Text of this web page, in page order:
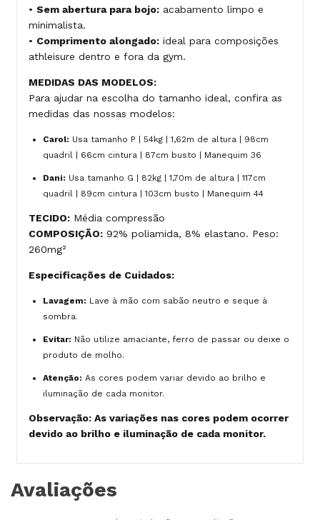
• Sem abertura para bojo: acabamento limpo e
minimalista.
• Comprimento alongado: ideal para composições
athleisure dentro e fora da gym.
MEDIDAS DAS MODELOS:
Para ajudar na escolha do tamanho ideal, confira as
medidas das nossas modelos:
Carol: Usa tamanho P | 54kg | 1,62m de altura | 98cm
quadril | 66cm cintura | 87cm busto | Manequim 36
Dani: Usa tamanho G | 82kg | 1,70m de altura | 117cm
quadril | 89cm cintura | 103cm busto | Manequim 44
TECIDO: Média compressão
COMPOSIÇÃO: 92% poliamida, 8% elastano. Peso:
260mg²
Especificações de Cuidados:
Lavagem: Lave à mão com sabão neutro e seque à
sombra.
Evitar: Não utilize amaciante, ferro de passar ou deixe o
produto de molho.
Atenção: As cores podem variar devido ao brilho e
iluminação de cada monitor.
Observação: As variações nas cores podem ocorrer
devido ao brilho e iluminação de cada monitor.
Avaliações